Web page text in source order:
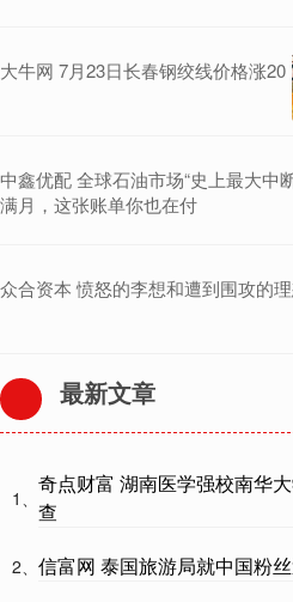
大牛网 7月23日长春钢绞线价格涨20
中鑫优配 全球石油市场“史上最大中
满月，这张账单你也在付
众合资本 愤怒的李想和遭到围攻的
最新文章
1、
奇点财富 湖南医学强校南华
查
2、 信富网 泰国旅游局就中国粉